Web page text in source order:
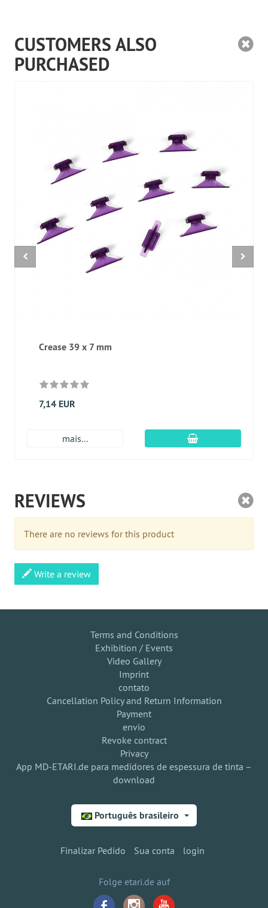
CUSTOMERS ALSO
PURCHASED
Crease 39 x 7 mm
7,14 EUR
mais... Adicionar ao
REVIEWS
There are no reviews for this product
Write a review
Terms and Conditions
Exhibition / Events
Video Gallery
Imprint
contato
Cancellation Policy and Return Information
Payment
envio
Revoke contract
Privacy
App MD-ETARI.de para medidores de espessura de tinta –
download
Português brasileiro
Finalizar Pedido Sua conta login
Folge etari.de auf